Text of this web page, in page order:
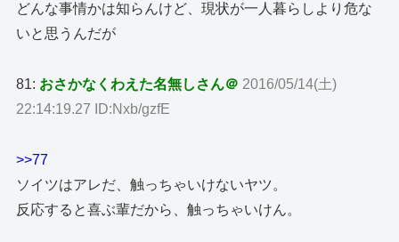
どんな事情かは知らんけど、現状が一人暮らしより危な
いと思うんだが
81: おさかなくわえた名無しさん＠ 2016/05/14(土)
22:14:19.27 ID:Nxb/gzfE
>>77
ソイツはアレだ、触っちゃいけないヤツ。
反応すると喜ぶ輩だから、触っちゃいけん。